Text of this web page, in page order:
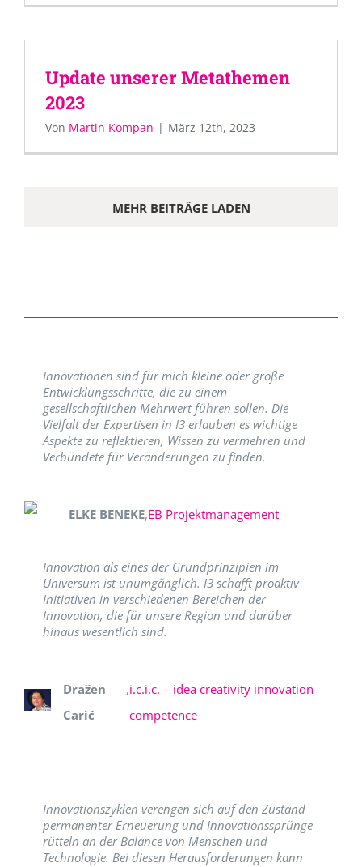
Update unserer Metathemen
2023
Von Martin Kompan | März 12th, 2023
MEHR BEITRÄGE LADEN
Innovationen sind für mich kleine oder große
Entwicklungsschritte, die zu einem
gesellschaftlichen Mehrwert führen sollen. Die
Vielfalt der Expertisen in I3 erlauben es wichtige
Aspekte zu reflektieren, Wissen zu vermehren und
Verbündete für Veränderungen zu finden.
ELKE BENEKE,EB Projektmanagement
Innovation als eines der Grundprinzipien im
Universum ist unumgänglich. I3 schafft proaktiv
Initiativen in verschiedenen Bereichen der
Innovation, die für unsere Region und darüber
hinaus wesentlich sind.
Dražen
Carić
,i.c.i.c. – idea creativity innovation
competence
Innovationszyklen verengen sich auf den Zustand
permanenter Erneuerung und Innovationssprünge
rütteln an der Balance von Menschen und
Technologie. Bei diesen Herausforderungen kann